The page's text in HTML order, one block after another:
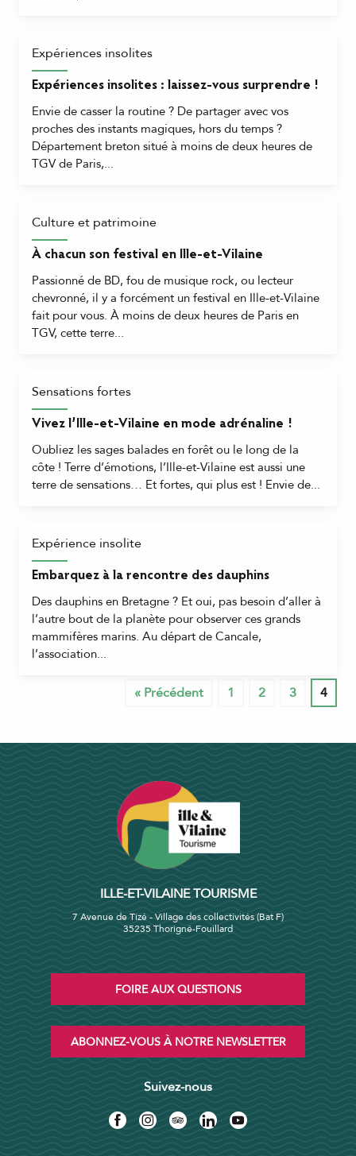
Expériences insolites
Expériences insolites : laissez-vous surprendre !
Envie de casser la routine ? De partager avec vos
proches des instants magiques, hors du temps ?
Département breton situé à moins de deux heures de
TGV de Paris,...
Culture et patrimoine
À chacun son festival en Ille-et-Vilaine
Passionné de BD, fou de musique rock, ou lecteur
chevronné, il y a forcément un festival en Ille-et-Vilaine
fait pour vous. À moins de deux heures de Paris en
TGV, cette terre...
Sensations fortes
Vivez l’Ille-et-Vilaine en mode adrénaline !
Oubliez les sages balades en forêt ou le long de la
côte ! Terre d’émotions, l’Ille-et-Vilaine est aussi une
terre de sensations… Et fortes, qui plus est ! Envie de...
Expérience insolite
Embarquez à la rencontre des dauphins
Des dauphins en Bretagne ? Et oui, pas besoin d’aller à
l’autre bout de la planète pour observer ces grands
mammifères marins. Au départ de Cancale,
l’association...
« Précédent 1 2 3 4
ILLE-ET-VILAINE TOURISME
7 Avenue de Tizé - Village des collectivités (Bat F)
35235 Thorigné-Fouillard
FOIRE AUX QUESTIONS
ABONNEZ-VOUS À NOTRE NEWSLETTER
Suivez-nous